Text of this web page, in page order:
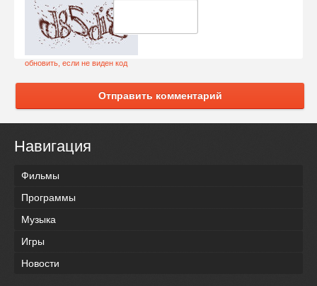
обновить, если не виден код
Отправить комментарий
Навигация
Фильмы
Программы
Музыка
Игры
Новости